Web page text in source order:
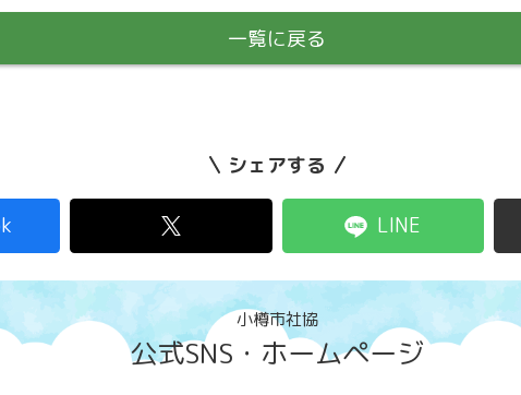
一覧に戻る
シェアする
LINE
小樽市社協
公式SNS・ホームページ